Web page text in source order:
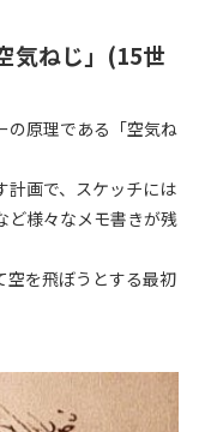
気ねじ」(15世
の原理である「空気ね
計画で、スケッチには
ど様々なメモ書きが残
空を飛ぼうとする最初